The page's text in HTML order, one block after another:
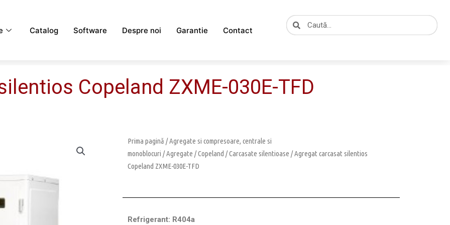
Catalog Software Despre noi Garantie Contact
CautăCaută
Copeland ZXME-030E-TFD
Prima pagină /Agregate si compresoare, centrale si
monoblocuri /Agregate /Copeland /Carcasate silentioase / Agregat carcasat silentios
Copeland ZXME-030E-TFD
Refrigerant: R404a